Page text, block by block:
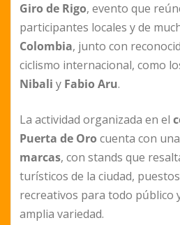
Giro de Rigo, evento que
participantes locales y de
Colombia, junto con
ciclismo internacional, como
Nibali y Fabio Aru.
La actividad organizada en el
Puerta de Oro cuenta con
marcas, con stands que
turísticos de la ciudad,
recreativos para todo público
amplia variedad.